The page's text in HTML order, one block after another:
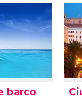
barco